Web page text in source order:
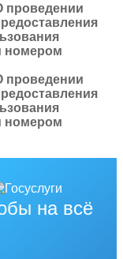
проведении
номером
проведении
номером
на всё